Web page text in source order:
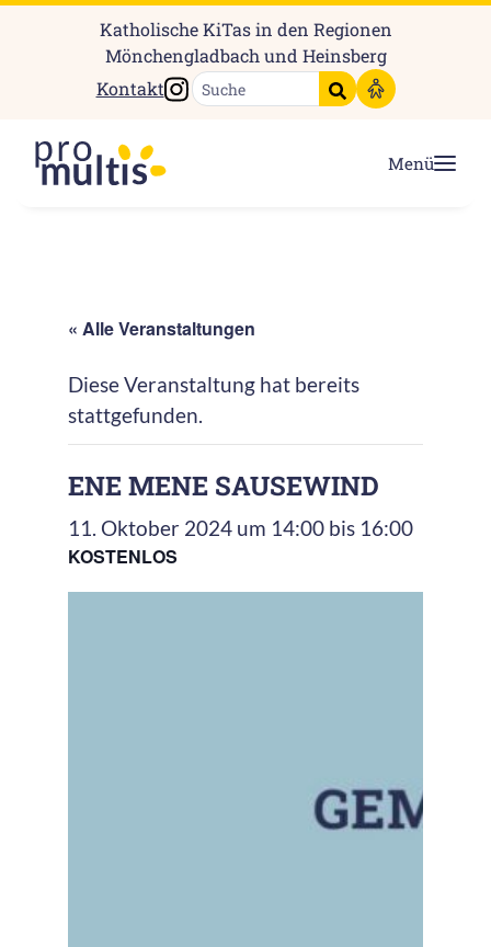
Katholische KiTas in den Regionen
Mönchengladbach und Heinsberg
Kontakt
Instagram
Suche starten
Menü
« Alle Veranstaltungen
Diese Veranstaltung hat bereits
stattgefunden.
ENE MENE SAUSEWIND
11. Oktober 2024 um 14:00 bis 16:00
KOSTENLOS